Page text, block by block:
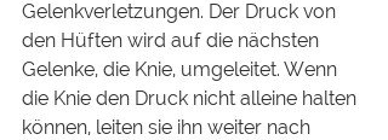
Gelenkverletzungen. Der Druck von
den Hüften wird auf die nächsten
Gelenke, die Knie, umgeleitet. Wenn
die Knie den Druck nicht alleine halten
können, leiten sie ihn weiter nach